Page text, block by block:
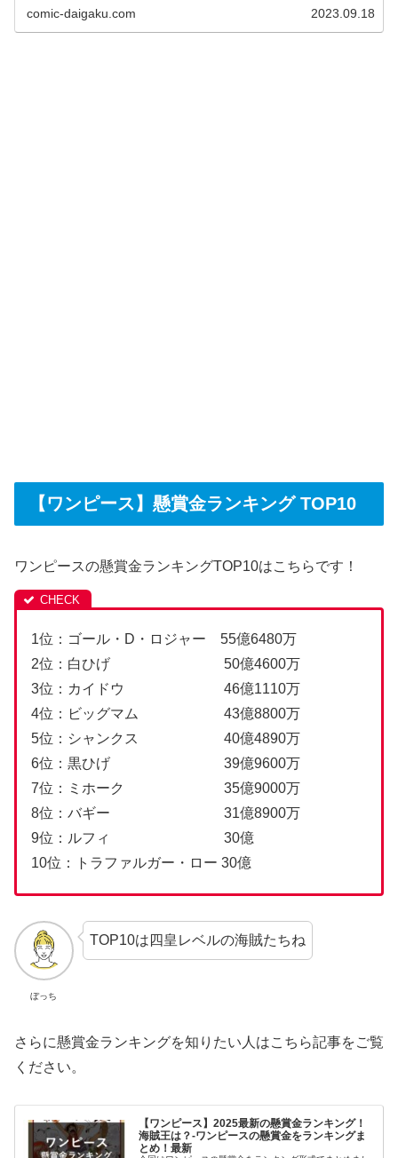
ス・D・エース■エドワード・ニューゲート■光月おでん■ゴ
comic-daigaku.com 2023.09.18
【ワンピース】懸賞金ランキング TOP10
ワンピースの懸賞金ランキングTOP10はこちらです！
1位：ゴール・D・ロジャー 55億6480万
2位：白ひげ 50億4600万
3位：カイドウ 46億1110万
4位：ビッグマム 43億8800万
5位：シャンクス 40億4890万
6位：黒ひげ 39億9600万
7位：ミホーク 35億9000万
8位：バギー 31億8900万
9位：ルフィ 30億
10位：トラファルガー・ロー 30億
ぼっち
TOP10は四皇レベルの海賊たちね
さらに懸賞金ランキングを知りたい人はこちら記事をご覧
ください。
【ワンピース】2025最新の懸賞金ランキング！
海賊王は？-ワンピースの懸賞金をランキングま
とめ！最新